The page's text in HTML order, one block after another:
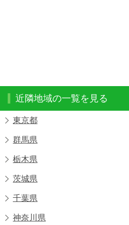
近隣地域の一覧を見る
東京都
群馬県
栃木県
茨城県
千葉県
神奈川県